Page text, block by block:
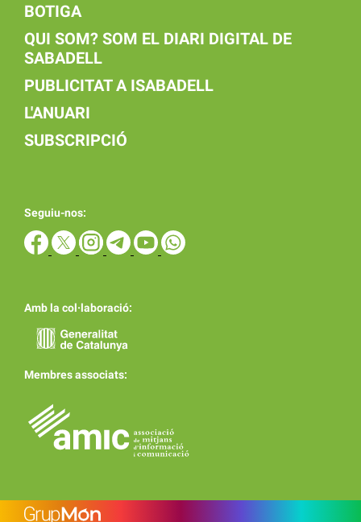
BOTIGA
QUI SOM? SOM EL DIARI DIGITAL DE
SABADELL
PUBLICITAT A ISABADELL
L'ANUARI
SUBSCRIPCIÓ
Seguiu-nos:
Amb la col·laboració:
Membres associats: